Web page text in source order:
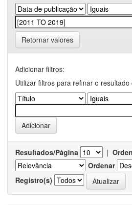
Retornar valores
Adicionar filtros:
Utilizar filtros para refinar o resultado
Resultados/Página |
Ordenar
Registro(s)